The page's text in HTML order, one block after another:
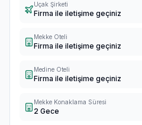
Uçak Şirketi
Firma ile iletişime geçiniz
Mekke Oteli
Firma ile iletişime geçiniz
Medine Oteli
Firma ile iletişime geçiniz
Mekke Konaklama Süresi
2 Gece